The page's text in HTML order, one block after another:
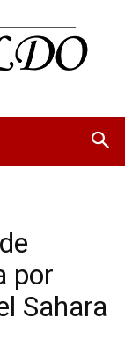
por
Sahara